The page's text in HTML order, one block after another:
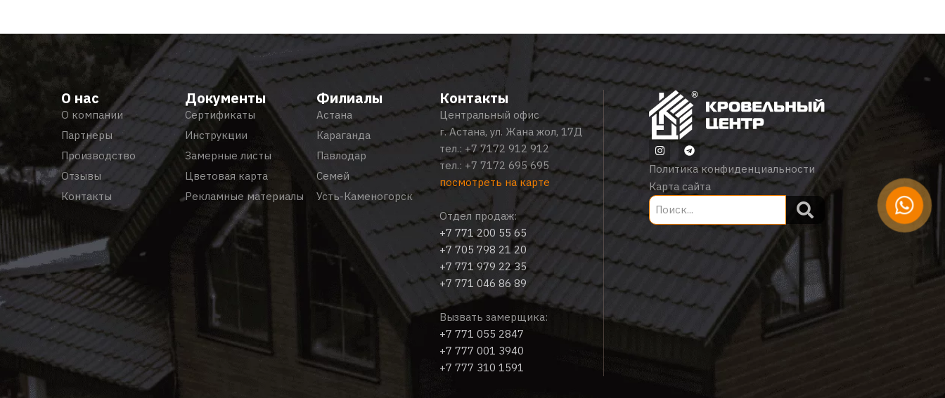
О нас
О компании
Партнеры
Производство
Отзывы
Контакты
Документы
Сертификаты
Инструкции
Замерные листы
Цветовая карта
Рекламные материалы
Филиалы
Астана
Караганда
Павлодар
Семей
Усть-Каменогорск
Контакты
Центральный офис
г. Астана, ул. Жана жол, 17Д
тел.: +7 7172 912 912
тел.: +7 7172 695 695
посмотреть на карте
Отдел продаж:
+7 771 200 55 65
+7 705 798 21 20
+7 771 979 22 35
+7 771 046 86 89
Вызвать замерщика:
+7 771 055 2847
+7 777 001 3940
+7 777 310 1591
Политика конфиденциальности
Карта сайта